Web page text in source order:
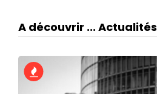
A découvrir ... Actualités